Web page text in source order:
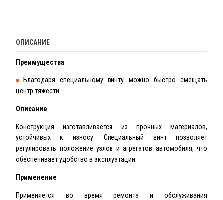
ОПИСАНИЕ
Преимущества
Благодаря специальному винту можно быстро смещать
центр тяжести
Описание
Конструкция изготавливается из прочных материалов,
устойчивых к износу. Специальный винт позволяет
регулировать положение узлов и агрегатов автомобиля, что
обеспечивает удобство в эксплуатации.
Применение
Применяется во время ремонта и обслуживания